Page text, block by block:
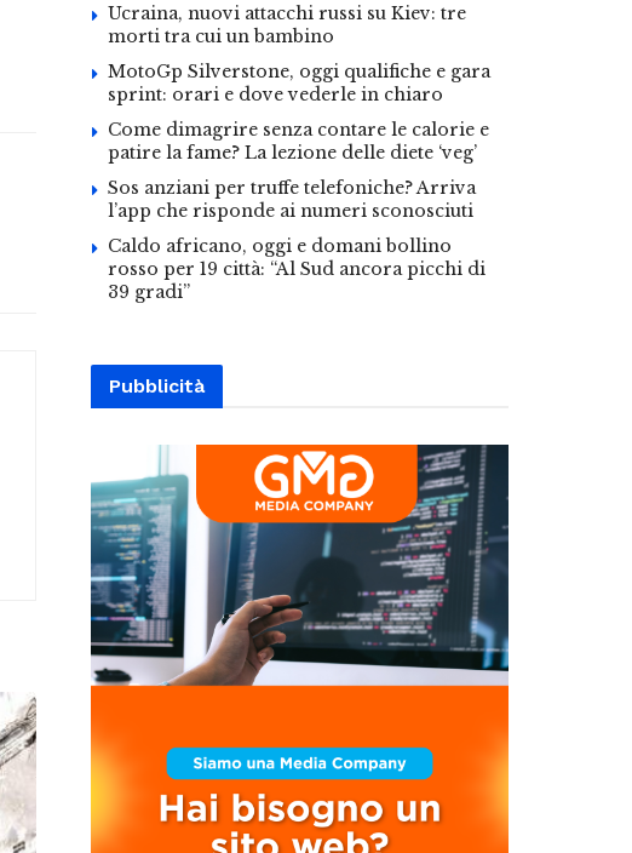
Ucraina, nuovi attacchi russi su Kiev: tre
morti tra cui un bambino
MotoGp Silverstone, oggi qualifiche e gara
sprint: orari e dove vederle in chiaro
Come dimagrire senza contare le calorie e
patire la fame? La lezione delle diete ‘veg’
Sos anziani per truffe telefoniche? Arriva
l’app che risponde ai numeri sconosciuti
Caldo africano, oggi e domani bollino
rosso per 19 città: “Al Sud ancora picchi di
39 gradi”
Pubblicità